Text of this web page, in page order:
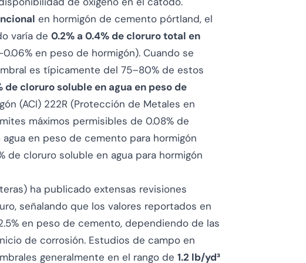
en hormigón de cemento pórtland, el
varía de 0.2% a 0.4% de cloruro total en
en peso de hormigón). Cuando se
es típicamente del 75–80% de estos
de cloruro soluble en agua en peso de
(ACI) 222R (Protección de Metales en
máximos permisibles de 0.08% de
en peso de cemento para hormigón
de cloruro soluble en agua para hormigón
ha publicado extensas revisiones
señalando que los valores reportados en
en peso de cemento, dependiendo de las
de corrosión. Estudios de campo en
generalmente en el rango de 1.2 lb/yd³